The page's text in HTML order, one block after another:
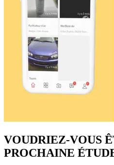
VOUDRIEZ-VOUS
PROCHAINE